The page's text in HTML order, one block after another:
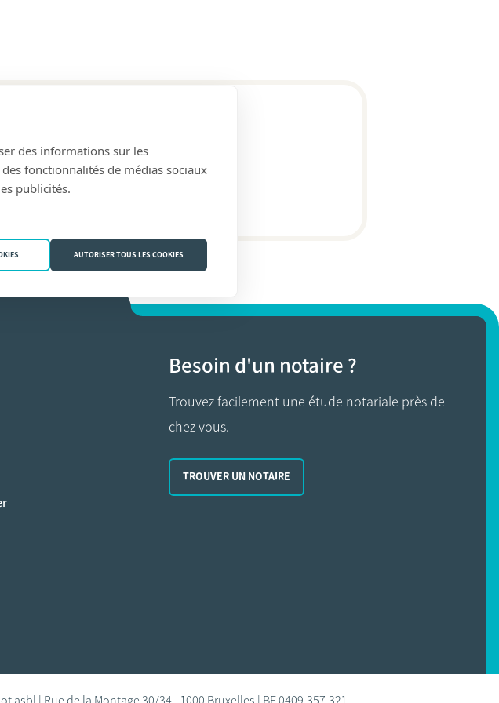
Besoin d'un notaire ?
Trouvez facilement une étude notariale près de
chez vous.
TROUVER UN NOTAIRE
des informations sur les
fonctionnalités de médias sociaux
publicités.
AUTORISER TOUS LES COOKIES